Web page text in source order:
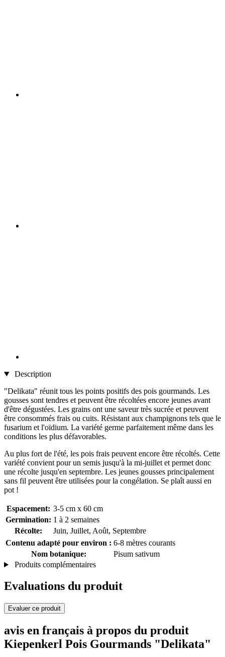
Description
"Delikata" réunit tous les points positifs des pois gourmands. Les
gousses sont tendres et peuvent être récoltées encore jeunes avant
d'être dégustées. Les grains ont une saveur très sucrée et peuvent
être consommés frais ou cuits. Résistant aux champignons tels que le
fusarium et l'oïdium. La variété germe parfaitement même dans les
conditions les plus défavorables.
Au plus fort de l'été, les pois frais peuvent encore être récoltés. Cette
variété convient pour un semis jusqu'à la mi-juillet et permet donc
une récolte jusqu'en septembre. Les jeunes gousses principalement
sans fil peuvent être utilisées pour la congélation. Se plaît aussi en
pot !
Espacement: 3-5 cm x 60 cm
Germination: 1 à 2 semaines
Récolte:
Juin, Juillet, Août, Septembre
Contenu adapté pour environ : 6-8 mètres courants
Nom botanique:
Pisum sativum
Produits complémentaires
Evaluations du produit
Evaluer ce produit
avis en français à propos du produit
Kiepenkerl Pois Gourmands "Delikata"